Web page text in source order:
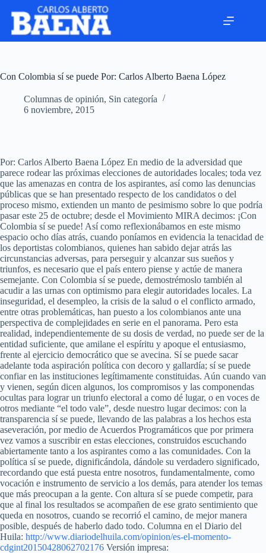
Con Colombia sí se puede Por: Carlos Alberto Baena López
Columnas de opinión, Sin categoría
6 noviembre, 2015
Por: Carlos Alberto Baena López En medio de la adversidad que
parece rodear las próximas elecciones de autoridades locales; toda vez
que las amenazas en contra de los aspirantes, así como las denuncias
públicas que se han presentado respecto de los candidatos o del
proceso mismo, extienden un manto de pesimismo sobre lo que podría
pasar este 25 de octubre; desde el Movimiento MIRA decimos: ¡Con
Colombia sí se puede! Así como reflexionábamos en este mismo
espacio ocho días atrás, cuando poníamos en evidencia la tenacidad de
los deportistas colombianos, quienes han sabido dejar atrás las
circunstancias adversas, para perseguir y alcanzar sus sueños y
triunfos, es necesario que el país entero piense y actúe de manera
semejante. Con Colombia sí se puede, demostrémoslo también al
acudir a las urnas con optimismo para elegir autoridades locales. La
inseguridad, el desempleo, la crisis de la salud o el conflicto armado,
entre otras problemáticas, han puesto a los colombianos ante una
perspectiva de complejidades en serie en el panorama. Pero esta
realidad, independientemente de su dosis de verdad, no puede ser de la
entidad suficiente, que amilane el espíritu y apoque el entusiasmo,
frente al ejercicio democrático que se avecina. Sí se puede sacar
adelante toda aspiración política con decoro y gallardía; sí se puede
confiar en las instituciones legítimamente constituidas. Aún cuando van
y vienen, según dicen algunos, los compromisos y las componendas
ocultas para lograr un triunfo electoral a como dé lugar, o en voces de
otros mediante “el todo vale”, desde nuestro lugar decimos: con la
transparencia sí se puede, llevando de las palabras a los hechos esta
aseveración, por medio de Acuerdos Programáticos que por primera
vez vamos a suscribir en estas elecciones, construidos escuchando
abiertamente tanto a los aspirantes como a las comunidades. Con la
política sí se puede, dignificándola, dándole su verdadero significado,
recordando que está puesta entre nosotros, fundamentalmente, como
vocación e instrumento de servicio a los demás, para atender los temas
que más preocupan a la gente. Con altura sí se puede competir, para
que al final los resultados se acompañen de ese grato sentimiento que
queda en nosotros, cuando se recorrió el camino, de mejor manera
posible, después de haberlo dado todo. Columna en el Diario del
Huila: http://www.diariodelhuila.com/opinion/es-el-momento-
cdgint20150428062702176 Versión impresa: